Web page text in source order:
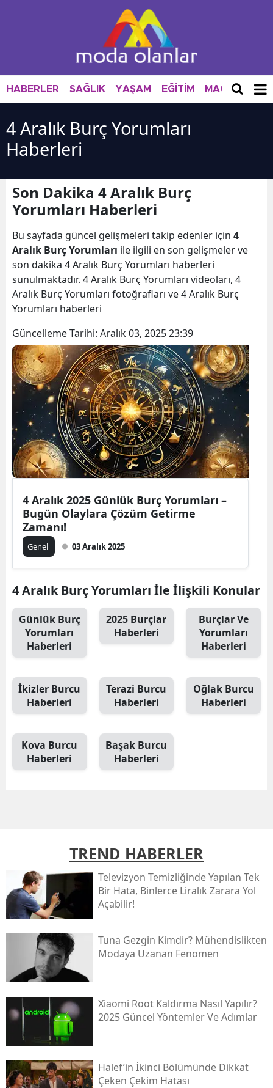
HABERLER SAĞLIK YAŞAM EĞİTİM MAGAZİN
4 Aralık Burç Yorumları
Haberleri
Son Dakika 4 Aralık Burç
Yorumları Haberleri
Bu sayfada güncel gelişmeleri takip edenler için 4
Aralık Burç Yorumları ile ilgili en son gelişmeler ve
son dakika 4 Aralık Burç Yorumları haberleri
sunulmaktadır. 4 Aralık Burç Yorumları videoları, 4
Aralık Burç Yorumları fotoğrafları ve 4 Aralık Burç
Yorumları haberleri
Güncelleme Tarihi: Aralık 03, 2025 23:39
4 Aralık 2025 Günlük Burç Yorumları –
Bugün Olaylara Çözüm Getirme
Zamanı!
Genel 03 Aralık 2025
4 Aralık Burç Yorumları İle İlişkili Konular
Günlük Burç
Yorumları
Haberleri
2025 Burçlar
Haberleri
Burçlar Ve
Yorumları
Haberleri
İkizler Burcu
Haberleri
Terazi Burcu
Haberleri
Oğlak Burcu
Haberleri
Kova Burcu
Haberleri
Başak Burcu
Haberleri
TREND HABERLER
Televizyon Temizliğinde Yapılan Tek
Bir Hata, Binlerce Liralık Zarara Yol
Açabilir!
Tuna Gezgin Kimdir? Mühendislikten
Modaya Uzanan Fenomen
Xiaomi Root Kaldırma Nasıl Yapılır?
2025 Güncel Yöntemler Ve Adımlar
Halef’in İkinci Bölümünde Dikkat
Çeken Çekim Hatası